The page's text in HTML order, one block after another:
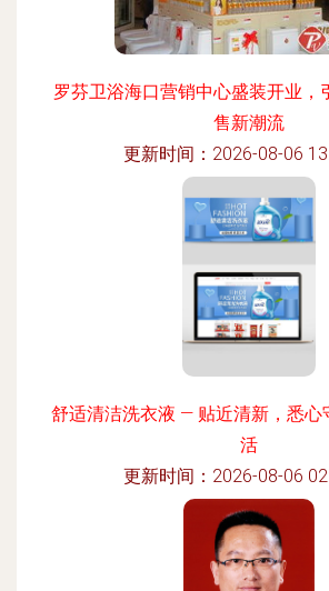
罗芬卫浴海口营销中心盛装开业，
售新潮流
更新时间：2026-08-06
舒适清洁洗衣液 — 贴近清新，悉心
活
更新时间：2026-08-06